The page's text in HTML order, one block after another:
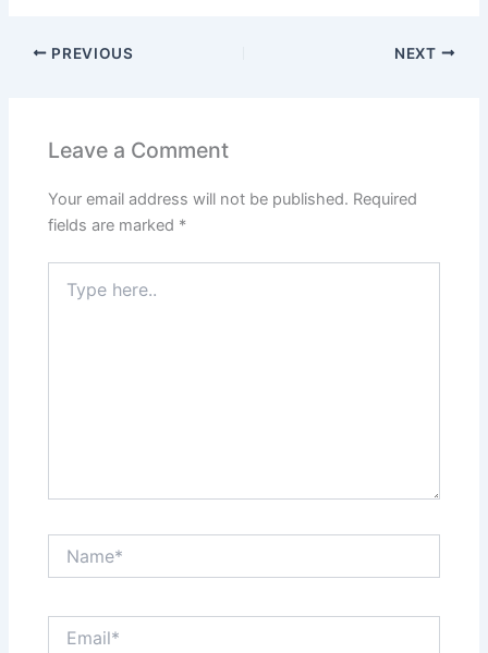
PREVIOUS NEXT
Leave a Comment
Your email address will not be published. Required
fields are marked *
here..